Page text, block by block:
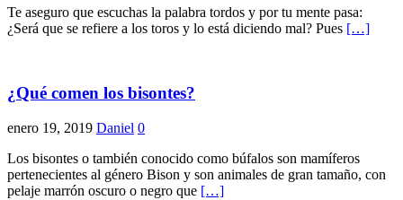
Te aseguro que escuchas la palabra tordos y por tu mente pasa:
¿Será que se refiere a los toros y lo está diciendo mal? Pues […]
¿Qué comen los bisontes?
enero 19, 2019 Daniel 0
Los bisontes o también conocido como búfalos son mamíferos
pertenecientes al género Bison y son animales de gran tamaño, con
pelaje marrón oscuro o negro que […]